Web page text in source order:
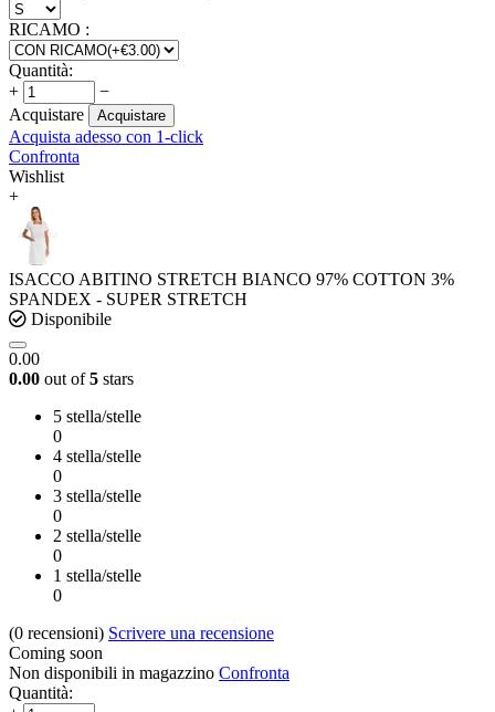
RICAMO :
Quantità:
+
−
Acquistare
Acquistare
Acquista adesso con 1-click
Confronta
Wishlist
+
ISACCO ABITINO STRETCH BIANCO 97% COTTON 3%
SPANDEX - SUPER STRETCH
Disponibile
0.00
0.00 out of5 stars
5 stella/stelle
0
4 stella/stelle
0
3 stella/stelle
0
2 stella/stelle
0
1 stella/stelle
0
(0 recensioni) Scrivere una recensione
Coming soon
Non disponibili in magazzino Confronta
Quantità: